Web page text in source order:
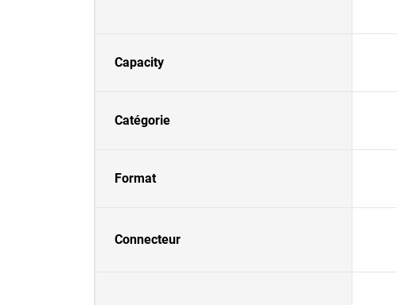
Capacity
Catégorie
Format
Connecteur